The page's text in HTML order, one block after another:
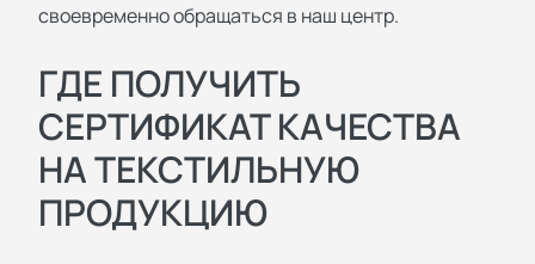
своевременно обращаться в наш центр.
ГДЕ ПОЛУЧИТЬ
СЕРТИФИКАТ КАЧЕСТВА
НА ТЕКСТИЛЬНУЮ
ПРОДУКЦИЮ